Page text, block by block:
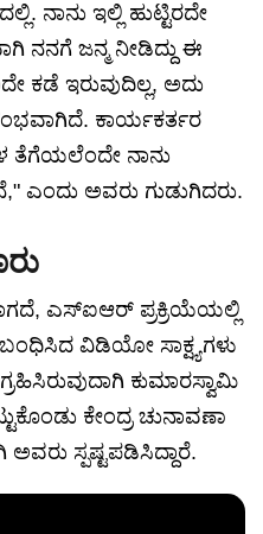
ನಾನು ಇಲ್ಲಿ ಹುಟ್ಟಿರದೇ
ನನಗೆ ಜನ್ಮ ನೀಡಿದ್ದು ಈ
ಕಡೆ ಇರುವುದಿಲ್ಲ, ಅದು
ಕಾರ್ಯಕರ್ತರ
ತೆಗೆಯಲೆಂದೇ ನಾನು
ಎಂದು ಅವರು ಗುಡುಗಿದರು.
ಎಸ್‌ಐಆರ್ ಪ್ರಕ್ರಿಯೆಯಲ್ಲಿ
ವಿಡಿಯೋ ಸಾಕ್ಷ್ಯಗಳು
ಕುಮಾರಸ್ವಾಮಿ
ಕೇಂದ್ರ ಚುನಾವಣಾ
ಸ್ಪಷ್ಟಪಡಿಸಿದ್ದಾರೆ.